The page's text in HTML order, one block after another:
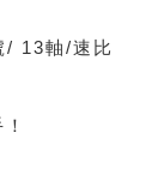
/ 13軸/速比